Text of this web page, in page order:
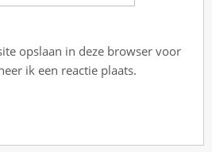
opslaan in deze browser voor
ik een reactie plaats.